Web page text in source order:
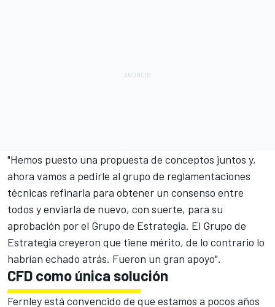
"Hemos puesto una propuesta de conceptos juntos y,
ahora vamos a pedirle al grupo de reglamentaciones
técnicas refinarla para obtener un consenso entre
todos y enviarla de nuevo, con suerte, para su
aprobación por el Grupo de Estrategia. El Grupo de
Estrategia creyeron que tiene mérito, de lo contrario lo
habrían echado atrás. Fueron un gran apoyo".
CFD como única solución
Fernley está convencido de que estamos a pocos años